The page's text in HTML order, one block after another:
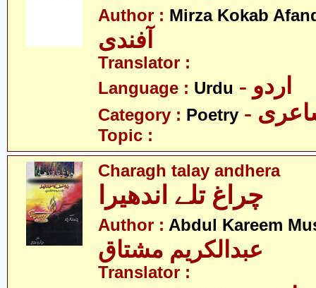
Author : Mirza Kokab
آفندی
Translator :
Language : Urdu - اردو
Category : Poetry
Topic :
Charagh talay andhera
چراغ تلے اندھیرا
Author : Abdul Kareem
عبدالکریم مشتاق
Translator :